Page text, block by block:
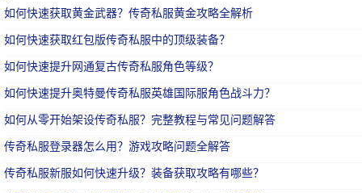
如何快速获取黄金武器？传奇私服黄金攻略全解析
如何快速获取红包版传奇私服中的顶级装备？
如何快速提升网通复古传奇私服角色等级？
如何快速提升奥特曼传奇私服英雄国际服角色战斗力？
如何从零开始架设传奇私服？完整教程与常见问题解答
传奇私服登录器怎么用？游戏攻略问题全解答
传奇私服新服如何快速升级？装备获取攻略有哪些？